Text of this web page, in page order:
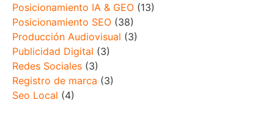
Posicionamiento IA & GEO (13)
Posicionamiento SEO (38)
Producción Audiovisual (3)
Publicidad Digital (3)
Redes Sociales (3)
Registro de marca (3)
Seo Local (4)